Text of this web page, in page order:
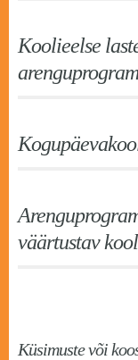
Koolieelse
väärtustav
Küsimuste või